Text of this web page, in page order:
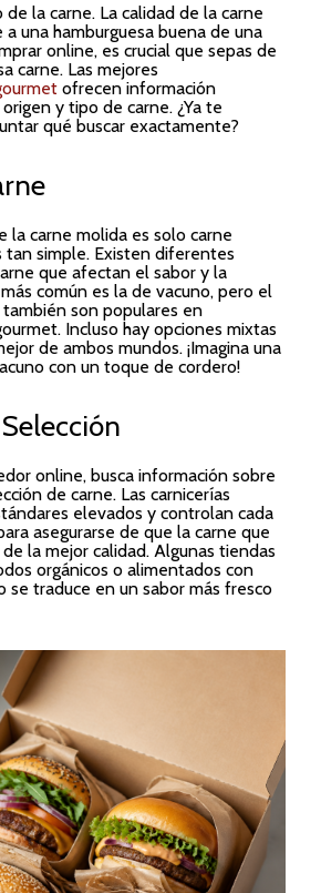
la carne. La calidad de la carne
una hamburguesa buena de una
online, es crucial que sepas de
carne. Las mejores
ofrecen información
y tipo de carne. ¿Ya te
qué buscar exactamente?
la carne molida es solo carne
tan simple. Existen diferentes
que afectan el sabor y la
común es la de vacuno, pero el
son populares en
Incluso hay opciones mixtas
de ambos mundos. ¡Imagina una
con un toque de cordero!
online, busca información sobre
de carne. Las carnicerías
elevados y controlan cada
asegurarse de que la carne que
la mejor calidad. Algunas tiendas
orgánicos o alimentados con
se traduce en un sabor más fresco